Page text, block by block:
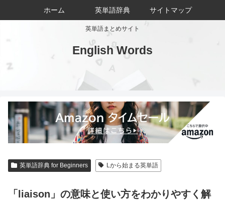
英単語まとめサイト
English Words
ホーム 英単語辞典 サイトマップ
英単語辞典 for Beginners Lから始まる英単語
「liaison」の意味と使い方をわかりやすく解